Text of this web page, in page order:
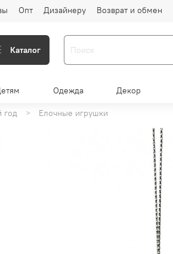
Опт Дизайнеру Возврат и обмен
Каталог
Одежда Декор
год Елочные игрушки